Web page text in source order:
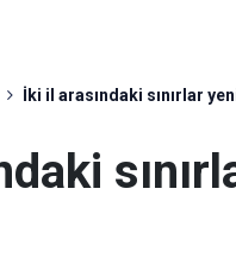
İki il arasındaki sınırlar